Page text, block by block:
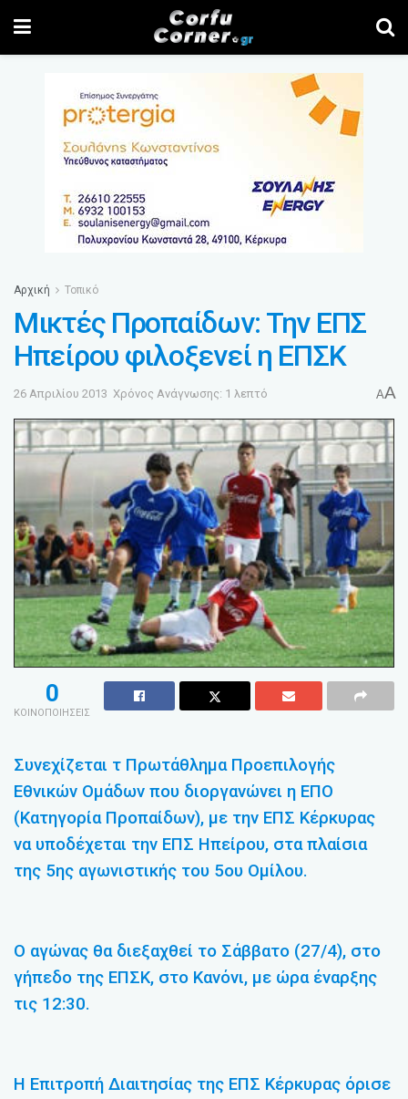
Αρχική Τοπικό
Μικτές Προπαίδων: Την ΕΠΣ
Ηπείρου φιλοξενεί η ΕΠΣΚ
26 Απριλίου 2013 Χρόνος Ανάγνωσης: 1 λεπτό AA
0
ΚΟΙΝΟΠΟΙΗΣΕΙΣ
Συνεχίζεται τ Πρωτάθλημα Προεπιλογής
Εθνικών Ομάδων που διοργανώνει η ΕΠΟ
(Κατηγορία Προπαίδων), με την ΕΠΣ Κέρκυρας
να υποδέχεται την ΕΠΣ Ηπείρου, στα πλαίσια
της 5ης αγωνιστικής του 5ου Ομίλου.
Ο αγώνας θα διεξαχθεί το Σάββατο (27/4), στο
γήπεδο της ΕΠΣΚ, στο Κανόνι, με ώρα έναρξης
τις 12:30.
Η Επιτροπή Διαιτησίας της ΕΠΣ Κέρκυρας όρισε